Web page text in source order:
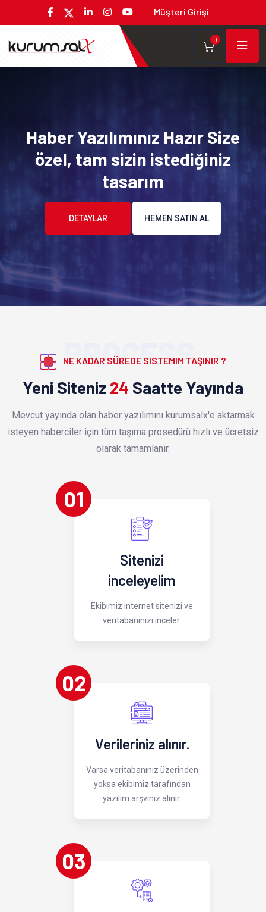
Müşteri Girişi
0
Haber Yazılımınız Hazır Size
özel, tam sizin istediğiniz
tasarım
DETAYLAR HEMEN SATIN AL
PROCESS
NE KADAR SÜREDE SISTEMIM TAŞINIR ?
Yeni Siteniz 24 Saatte Yayında
Mevcut yayında olan haber yazılımını kurumsalx'e aktarmak
isteyen haberciler için tüm taşıma prosedürü hızlı ve ücretsiz
olarak tamamlanır.
01
Sitenizi
inceleyelim
Ekibimiz internet sitenizi ve
veritabanınızı inceler.
02
Verileriniz alınır.
Varsa veritabanınız üzerinden
yoksa ekibimiz tarafından
yazılım arşviniz alınır.
03